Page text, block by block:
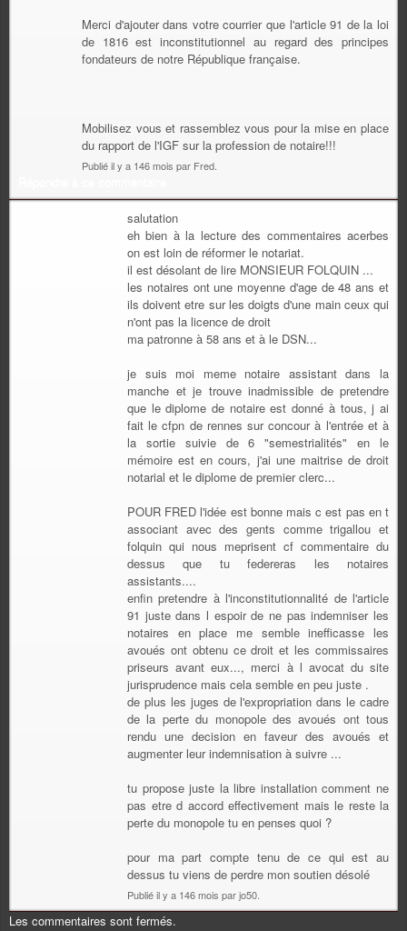
Merci d'ajouter dans votre courrier que l'article 91 de la loi
de 1816 est inconstitutionnel au regard des principes
fondateurs de notre République française.
Mobilisez vous et rassemblez vous pour la mise en place
du rapport de l'IGF sur la profession de notaire!!!
Publié il y a 146 mois par Fred.
salutation
eh bien à la lecture des commentaires acerbes
on est loin de réformer le notariat.
il est désolant de lire MONSIEUR FOLQUIN ...
les notaires ont une moyenne d'age de 48 ans et
ils doivent etre sur les doigts d'une main ceux qui
n'ont pas la licence de droit
ma patronne à 58 ans et à le DSN...
je suis moi meme notaire assistant dans la
manche et je trouve inadmissible de pretendre
que le diplome de notaire est donné à tous, j ai
fait le cfpn de rennes sur concour à l'entrée et à
la sortie suivie de 6 "semestrialités" en le
mémoire est en cours, j'ai une maitrise de droit
notarial et le diplome de premier clerc...
POUR FRED l'idée est bonne mais c est pas en t
associant avec des gents comme trigallou et
folquin qui nous meprisent cf commentaire du
dessus que tu federeras les notaires
assistants....
enfin pretendre à l'inconstitutionnalité de l'article
91 juste dans l espoir de ne pas indemniser les
notaires en place me semble inefficasse les
avoués ont obtenu ce droit et les commissaires
priseurs avant eux..., merci à l avocat du site
jurisprudence mais cela semble en peu juste .
de plus les juges de l'expropriation dans le cadre
de la perte du monopole des avoués ont tous
rendu une decision en faveur des avoués et
augmenter leur indemnisation à suivre ...
tu propose juste la libre installation comment ne
pas etre d accord effectivement mais le reste la
perte du monopole tu en penses quoi ?
pour ma part compte tenu de ce qui est au
dessus tu viens de perdre mon soutien désolé
Publié il y a 146 mois par jo50.
Les commentaires sont fermés.